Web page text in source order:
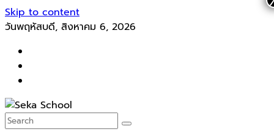
Skip to content
วันพฤหัสบดี, สิงหาคม 6, 2026